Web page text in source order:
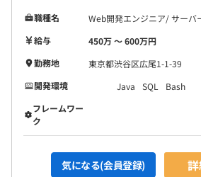
職種名
Web開発エンジニア/ サーバ
給与
450万 〜 600万円
勤務地
東京都渋谷区広尾1-1-39
開発環境
Java SQL
Bash
フレームワー
ク
気になる(会員登録)